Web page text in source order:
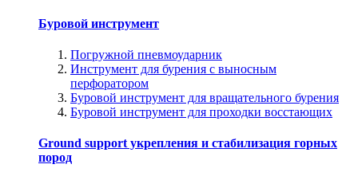
Буровой инструмент
Погружной пневмоударник
Инструмент для бурения с выносным
перфоратором
Буровой инструмент для вращательного бурения
Буровой инструмент для проходки восстающих
Ground support укрепления и стабилизация горных
пород